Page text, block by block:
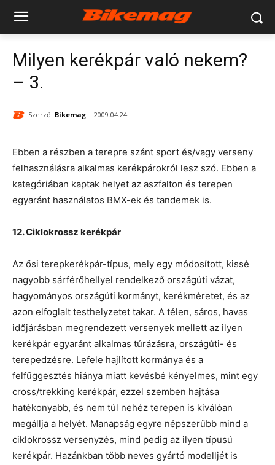
Milyen kerékpár való nekem?
– 3.
Szerző: Bikemag 2009.04.24.
Ebben a részben a terepre szánt sport és/vagy verseny
felhasználásra alkalmas kerékpárokról lesz szó. Ebben a
kategóriában kaptak helyet az aszfalton és terepen
egyaránt használatos BMX-ek és tandemek is.
12. Ciklokrossz kerékpár
Az ősi terepkerékpár-típus, mely egy módosított, kissé
nagyobb sárférőhellyel rendelkező országúti vázat,
hagyományos országúti kormányt, kerékméretet, és az
azon elfoglalt testhelyzetet takar. A télen, sáros, havas
időjárásban megrendezett versenyek mellett az ilyen
kerékpár egyaránt alkalmas túrázásra, országúti- és
terepedzésre. Lefele hajlított kormánya és a
felfüggesztés hiánya miatt kevésbé kényelmes, mint egy
cross/trekking kerékpár, ezzel szemben hajtása
hatékonyabb, és nem túl nehéz terepen is kiválóan
megállja a helyét. Manapság egyre népszerűbb mind a
ciklokrossz versenyzés, mind pedig az ilyen típusú
kerékpár. Hazánkban több neves gyártó modelljét is